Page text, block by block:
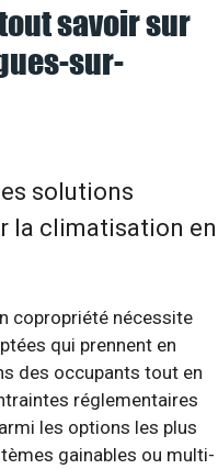
savoir sur
sur-
solutions
la climatisation en
copropriété nécessite
qui prennent en
des occupants tout en
réglementaires
les options les plus
gainables ou multi-